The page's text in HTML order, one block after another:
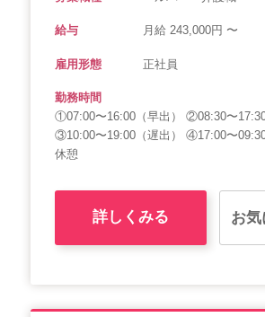
給与 月給 243,000円 〜
雇用形態 正社員
勤務時間
①07:00〜16:00（早出） ②08:30〜17:30
③10:00〜19:00（遅出） ④17:00〜
休憩
詳しくみる お気